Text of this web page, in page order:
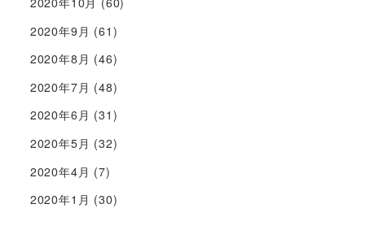
2020年9月 (61)
2020年8月 (46)
2020年7月 (48)
2020年6月 (31)
2020年5月 (32)
2020年4月 (7)
2020年1月 (30)